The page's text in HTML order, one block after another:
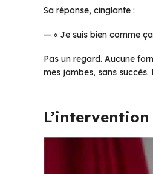
Sa réponse, cinglante :
— « Je suis bien comme
Pas un regard. Aucune
mes jambes, sans
L’intervention